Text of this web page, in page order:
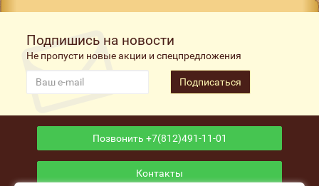
Подпишись на новости
Не пропусти новые акции и спецпредложения
Подписаться
Позвонить +7(812)491-11-01
Контакты